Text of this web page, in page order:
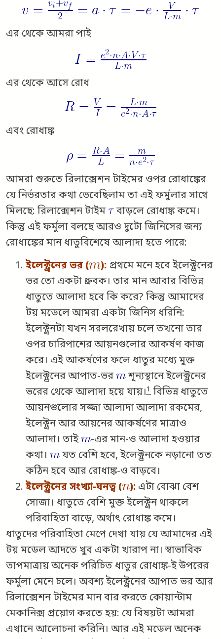
এর থেকে আমরা পাই
এর থেকে আসে রোধ
এবং রোধাঙ্ক
আমরা শুরুতে রিলাক্সেশন টাইমের ওপর রোধাঙ্কের
যে নির্ভরতার কথা ভেবেছিলাম তা এই ফর্মুলার সাথে
মিলছে: রিলাক্সেশন টাইম
বাড়লে রোধাঙ্ক কমে।
কিন্তু এই ফর্মুলা বলছে আরও দুটো জিনিসের জন্য
রোধাঙ্কের মান ধাতুবিশেষে আলাদা হতে পারে:
ইলেক্ট্রনের ভর (
): প্রথমে মনে হবে ইলেক্ট্রনের
ভর তো একটা ধ্রুবক। তার মান আবার বিভিন্ন
ধাতুতে আলাদা হবে কি করে? কিন্তু আমাদের
টয় মডেলে আমরা একটা জিনিস ধরিনি:
ইলেক্ট্রনটা যখন সরলরেখায় চলে তখনো তার
ওপর চারিপাশের আয়নগুলোর আকর্ষণ কাজ
করে। এই আকর্ষণের ফলে ধাতুর মধ্যে মুক্ত
ইলেক্ট্রনের আপাত-ভর
শূন্যস্থানে ইলেক্ট্রনের
ভরের থেকে আলাদা হয়ে যায়।1 বিভিন্ন ধাতুতে
আয়নগুলোর সজ্জা আলাদা আলাদা রকমের,
ইলেক্ট্রন আর আয়নের আকর্ষণের মাত্রাও
আলাদা। তাই
-এর মান-ও আলাদা হওয়ার
কথা।
যত বেশি হবে, ইলেক্ট্রনকে নড়ানো তত
কঠিন হবে আর রোধাঙ্ক-ও বাড়বে।
ইলেক্ট্রনের সংখ্যা-ঘনত্ব (
): এটা বোঝা বেশ
সোজা। ধাতুতে বেশি মুক্ত ইলেক্ট্রন থাকলে
পরিবাহিতা বাড়ে, অর্থাৎ রোধাঙ্ক কমে।
ধাতুদের পরিবাহিতা মেপে দেখা যায় যে আমাদের এই
টয় মডেল আদতে খুব একটা খারাপ না। স্বাভাবিক
তাপমাত্রায় অনেক পরিচিত ধাতুর রোধাঙ্ক-ই উপরের
ফর্মুলা মেনে চলে। অবশ্য ইলেক্ট্রনের আপাত ভর আর
রিলাক্সেশন টাইমের মান বার করতে কোয়ান্টাম
মেকানিক্স প্রয়োগ করতে হয়: যে বিষয়টা আমরা
এখানে আলোচনা করিনি। আর এই মডেল অনেক